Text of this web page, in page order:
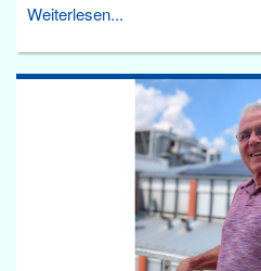
Weiterlesen...